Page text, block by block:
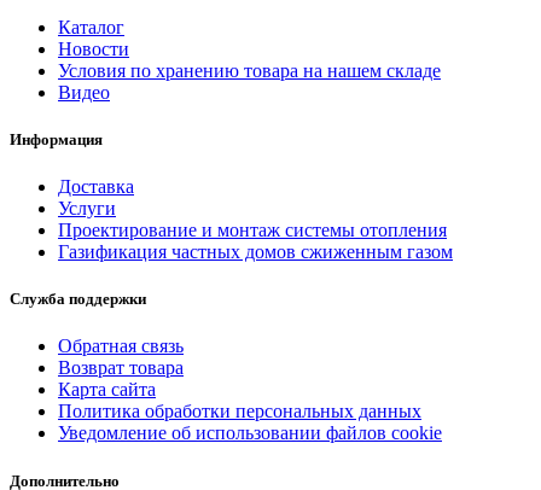
Каталог
Новости
Условия по хранению товара на нашем складе
Видео
Информация
Доставка
Услуги
Проектирование и монтаж системы отопления
Газификация частных домов сжиженным газом
Служба поддержки
Обратная связь
Возврат товара
Карта сайта
Политика обработки персональных данных
Уведомление об использовании файлов cookie
Дополнительно